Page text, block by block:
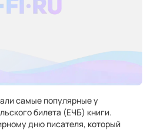
самые популярные у
билета (ЕЧБ) книги.
дню писателя, который